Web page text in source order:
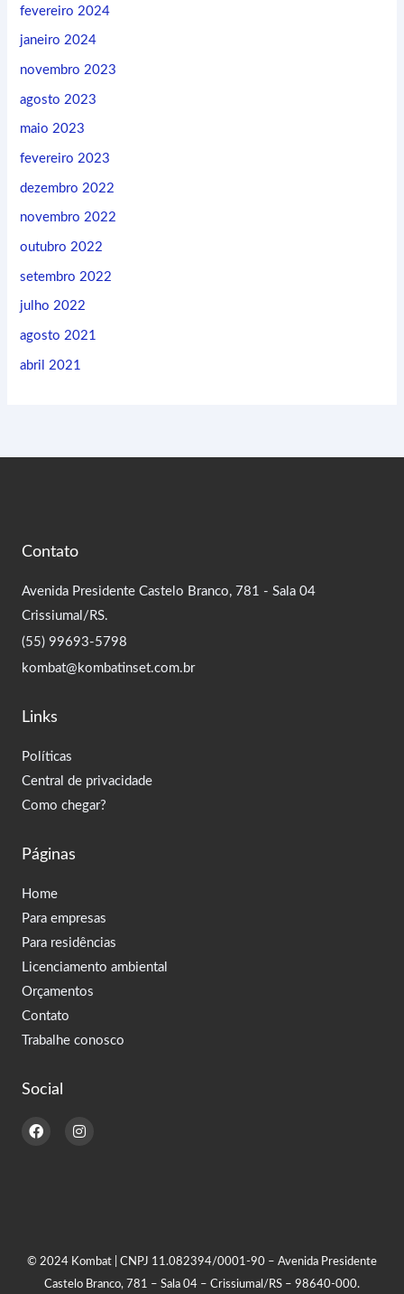
fevereiro 2024
janeiro 2024
novembro 2023
agosto 2023
maio 2023
fevereiro 2023
dezembro 2022
novembro 2022
outubro 2022
setembro 2022
julho 2022
agosto 2021
abril 2021
Social
F
a
I
n
Páginas
Home
Para empresas
Para residências
Licenciamento ambiental
Orçamentos
Contato
Trabalhe conosco
Links
Políticas
Central de privacidade
Como chegar?
Contato
Avenida Presidente Castelo Branco, 781 - Sala 04
Crissiumal/RS.
(55) 99693-5798
kombat@kombatinset.com.br
© 2024 Kombat | CNPJ 11.082394/0001-90 – Avenida Presidente
Castelo Branco, 781 – Sala 04 – Crissiumal/RS – 98640-000.